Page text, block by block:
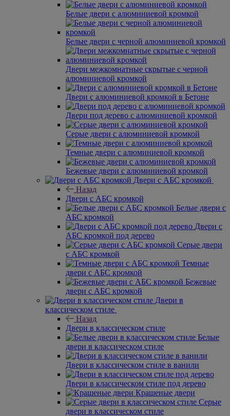
Белые двери с алюминиевой кромкой
Белые двери с черной алюминиевой кромкой
Двери межкомнатные скрытые с черной
алюминиевой кромкой
Двери с алюминиевой кромкой в Бетоне
Двери под дерево с алюминиевой кромкой
Серые двери с алюминиевой кромкой
Темные двери с алюминиевой кромкой
Бежевые двери с алюминиевой кромкой
Двери с АБС кромкой
Назад
Двери с АБС кромкой
Белые двери с
АБС кромкой
Двери с
АБС кромкой под дерево
Серые двери
с АБС кромкой
Темные
двери с АБС кромкой
Бежевые
двери с АБС кромкой
Двери в
классическом стиле
Назад
Двери в классическом стиле
Белые
двери в классическом стиле
Двери в классическом стиле в ванили
Двери в классическом стиле под дерево
Крашеные двери
Серые
двери в классическом стиле